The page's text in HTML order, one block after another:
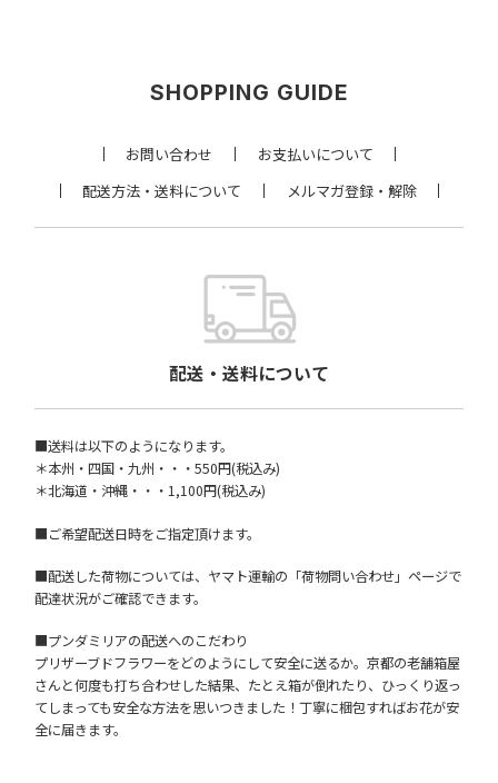
SHOPPING GUIDE
お問い合わせ
お支払いについて
配送方法・送料について
メルマガ登録・解除
配送・送料について
■送料は以下のようになります。
＊本州・四国・九州・・・550円(税込み)
＊北海道・沖縄・・・1,100円(税込み)
■ご希望配送日時をご指定頂けます。
■配送した荷物については、ヤマト運輸の「荷物問い合わせ」ページで
配達状況がご確認できます。
■プンダミリアの配送へのこだわり
プリザーブドフラワーをどのようにして安全に送るか。京都の老舗箱屋
さんと何度も打ち合わせした結果、たとえ箱が倒れたり、ひっくり返っ
てしまっても安全な方法を思いつきました！丁寧に梱包すればお花が安
全に届きます。